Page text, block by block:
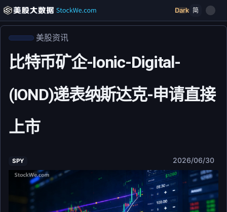
Dark 简
美股资讯
比特币矿企-Ionic-Digital-
(IOND)递表纳斯达克-申请直接
上市
SPY 2026/06/30